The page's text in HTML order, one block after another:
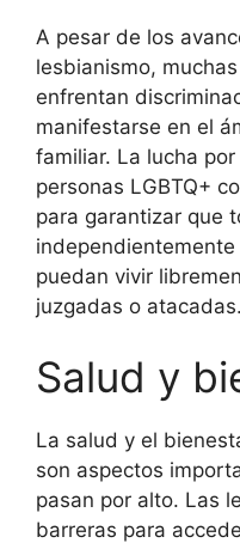
A pesar de los
lesbianismo,
enfrentan
manifestarse en el
familiar. La lucha
personas LGBTQ+
para garantizar que
puedan vivir
juzgadas o atacadas.
Salud y
La salud y el
son aspectos
pasan por alto. Las
barreras para